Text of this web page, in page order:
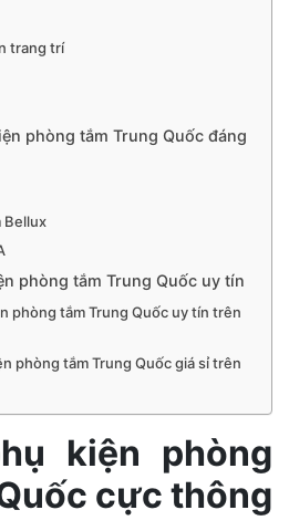
trang trí
phòng tắm Trung Quốc đáng
Bellux
phòng tắm Trung Quốc uy tín
phòng tắm Trung Quốc uy tín trên
phòng tắm Trung Quốc giá sỉ trên
kiện phòng
cực thông